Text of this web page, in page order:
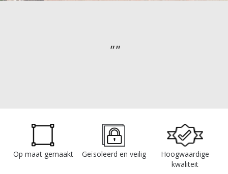
Op maat gemaakt Geïsoleerd en veilig
Hoogwaardige
kwaliteit